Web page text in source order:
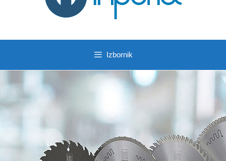
Izbornik